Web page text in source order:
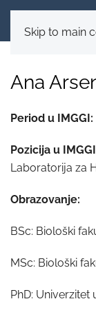
Skip to main
Ana
Period u IMGGI:
Pozicija u
Laboratorija za
Obrazovanje:
BSc: Biološki
MSc: Biološki
PhD: Univerzitet